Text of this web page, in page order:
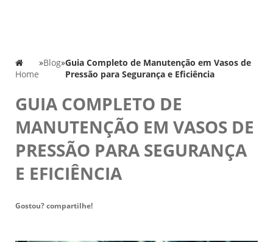
Home
»Blog»Guia Completo de Manutenção em Vasos de
Pressão para Segurança e Eficiência
GUIA COMPLETO DE
MANUTENÇÃO EM VASOS DE
PRESSÃO PARA SEGURANÇA
E EFICIÊNCIA
Gostou? compartilhe!